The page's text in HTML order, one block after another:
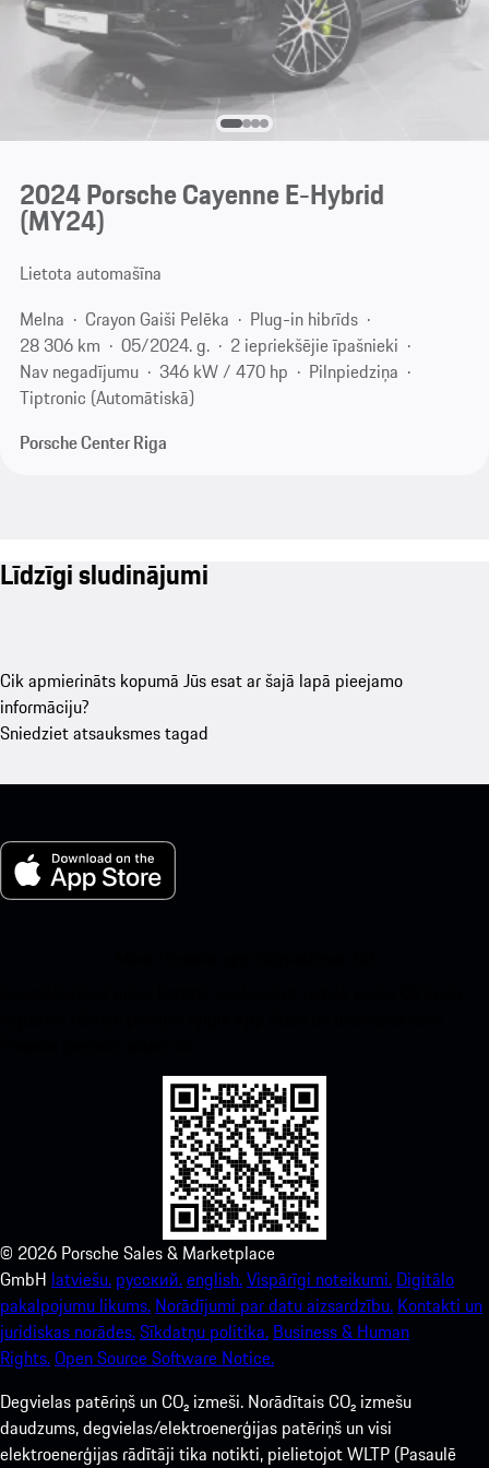
2024 Porsche Cayenne E-Hybrid
(MY24)
Lietota automašīna
Melna
Crayon Gaiši Pelēka
Plug-in hibrīds
28 306 km
05/2024. g.
2 iepriekšējie īpašnieki
Nav negadījumu
346 kW / 470 hp
Pilnpiedziņa
Tiptronic (Automātiskā)
Porsche Center Riga
Līdzīgi sludinājumi
Cik apmierināts kopumā Jūs esat ar šajā lapā pieejamo
informāciju?
Sniedziet atsauksmes tagad
© 2026 Porsche Sales & Marketplace
GmbH latviešu. русский.english.Vispārīgi noteikumi. Digitālo
pakalpojumu likums. Norādījumi par datu aizsardzību. Kontakti un
juridiskas norādes.Sīkdatņu politika. Business & Human
Rights.Open Source Software Notice.
Degvielas patēriņš un CO₂ izmeši. Norādītais CO₂ izmešu
daudzums, degvielas/elektroenerģijas patēriņš un visi
elektroenerģijas rādītāji tika notikti, pielietojot WLTP (Pasaulē